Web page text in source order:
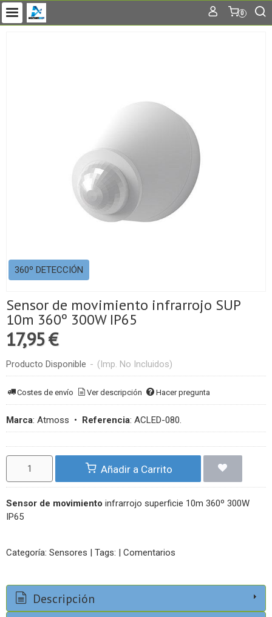
0
360º DETECCIÓN
Sensor de movimiento infrarrojo SUP
10m 360º 300W IP65
17,95 €
Producto Disponible - (Imp. No Incluidos)
Costes de envío Ver descripción Hacer pregunta
Marca: Atmoss • Referencia: ACLED-080.
Añadir a Carrito
Sensor de movimiento infrarrojo superficie 10m 360º 300W
IP65
Categoría: Sensores | Tags: | Comentarios
Descripción